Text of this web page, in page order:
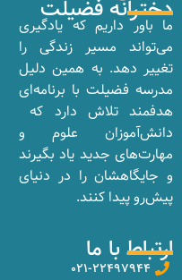
دخترانه فضیلت
ما باور داریم که یادگیری
می‌تواند مسیر زندگی را
تغییر دهد. به همین دلیل
مدرسه فضیلت با برنامه‌ای
هدفمند تلاش دارد که
دانش‌آموزان علوم و
مهارت‌های جدید یاد بگیرند
و جایگاهشان را در دنیای
پیش‌رو پیدا کنند.
ارتباط با ما
۰۲۱-۲۲۴۹۷۹۴۴